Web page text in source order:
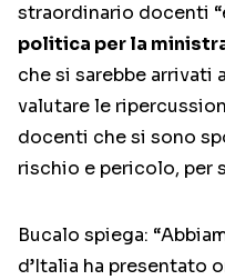
straordinario docenti
politica per la
che si sarebbe arrivati
valutare le
docenti che si sono
rischio e pericolo, per
Bucalo spiega:
d’Italia ha presentato